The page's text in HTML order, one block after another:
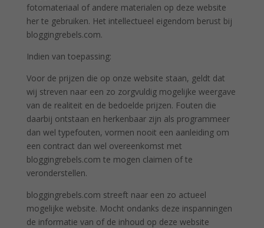
fotomateriaal of andere materialen op deze website
her te gebruiken. Het intellectueel eigendom berust bij
bloggingrebels.com.
Indien van toepassing:
Voor de prijzen die op onze website staan, geldt dat
wij streven naar een zo zorgvuldig mogelijke weergave
van de realiteit en de bedoelde prijzen. Fouten die
daarbij ontstaan en herkenbaar zijn als programmeer
dan wel typefouten, vormen nooit een aanleiding om
een contract dan wel overeenkomst met
bloggingrebels.com te mogen claimen of te
veronderstellen.
bloggingrebels.com streeft naar een zo actueel
mogelijke website. Mocht ondanks deze inspanningen
de informatie van of de inhoud op deze website